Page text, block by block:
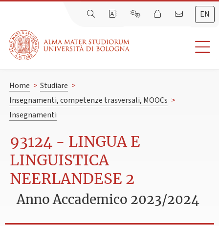
EN
Home > Studiare >
Insegnamenti, competenze trasversali, MOOCs >
Insegnamenti
93124 - LINGUA E
LINGUISTICA
NEERLANDESE 2
Anno Accademico 2023/2024